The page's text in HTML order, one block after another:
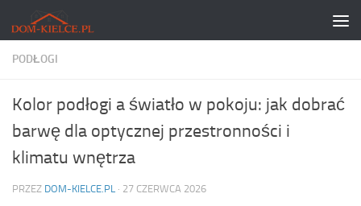
Skip to content
PODŁOGI
Kolor podłogi a światło w pokoju: jak dobrać
barwę dla optycznej przestronności i
klimatu wnętrza
PRZEZ DOM-KIELCE.PL · 27 CZERWCA 2026